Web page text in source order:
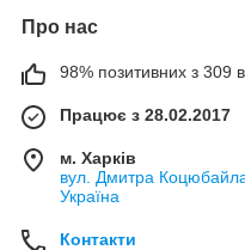
Про нас
98% позитивних з 309
Працює з 28.02.2017
м. Харків
вул. Дмитра
Україна
Контакти